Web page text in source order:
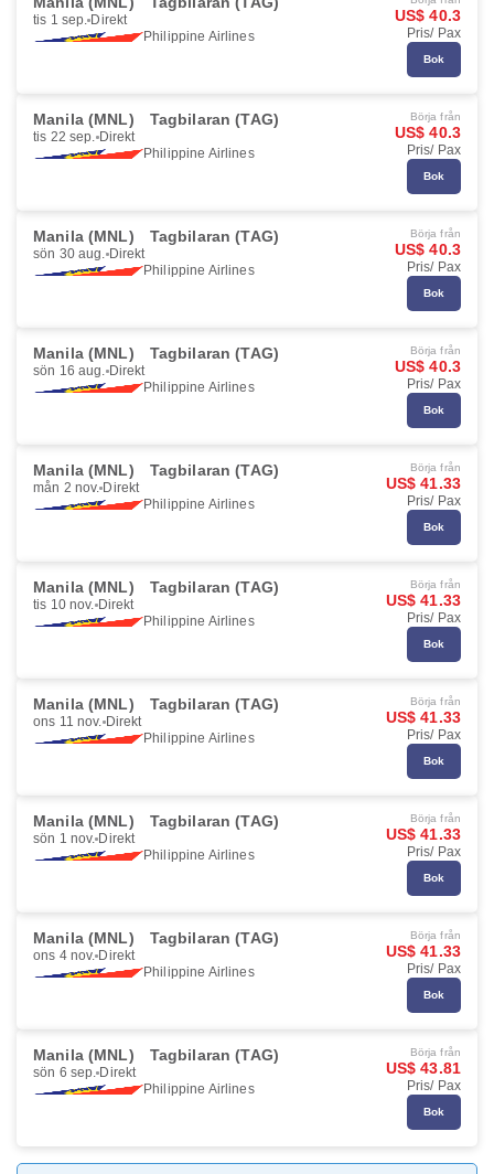
tis 1 sep. Direkt
Philippine Airlines
US$ 40.3
Pris/ Pax
Bok
Manila (MNL) Tagbilaran (TAG)
tis 22 sep. Direkt
Philippine Airlines
Börja från
US$ 40.3
Pris/ Pax
Bok
Manila (MNL) Tagbilaran (TAG)
sön 30 aug. Direkt
Philippine Airlines
Börja från
US$ 40.3
Pris/ Pax
Bok
Manila (MNL) Tagbilaran (TAG)
sön 16 aug. Direkt
Philippine Airlines
Börja från
US$ 40.3
Pris/ Pax
Bok
Manila (MNL) Tagbilaran (TAG)
mån 2 nov. Direkt
Philippine Airlines
Börja från
US$ 41.33
Pris/ Pax
Bok
Manila (MNL) Tagbilaran (TAG)
tis 10 nov. Direkt
Philippine Airlines
Börja från
US$ 41.33
Pris/ Pax
Bok
Manila (MNL) Tagbilaran (TAG)
ons 11 nov. Direkt
Philippine Airlines
Börja från
US$ 41.33
Pris/ Pax
Bok
Manila (MNL) Tagbilaran (TAG)
sön 1 nov. Direkt
Philippine Airlines
Börja från
US$ 41.33
Pris/ Pax
Bok
Manila (MNL) Tagbilaran (TAG)
ons 4 nov. Direkt
Philippine Airlines
Börja från
US$ 41.33
Pris/ Pax
Bok
Manila (MNL) Tagbilaran (TAG)
sön 6 sep. Direkt
Philippine Airlines
Börja från
US$ 43.81
Pris/ Pax
Bok